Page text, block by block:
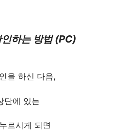
하는 방법 (PC)
을 하신 다음,
단에 있는
르시게 되면